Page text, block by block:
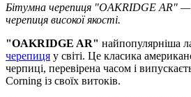
Бітумна черепиця "OAKRIDGE AR" —
черепиця високої якості.
"OAKRIDGE AR" найпопулярніша
черепиця у світі. Це класика
черпиці, перевірена часом і
Corning із своїх витоків.